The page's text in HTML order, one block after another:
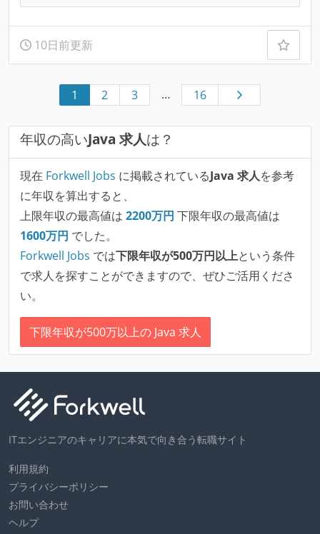
10日前更新
1 2 3 … 16
年収の高いJava 求人は？
現在 Forkwell Jobs に掲載されているJava 求人を参考
に年収を算出すると、
上限年収の最高値は 2200万円 下限年収の最高値は
1600万円 でした。
Forkwell Jobs では下限年収が500万円以上という条件
で求人を探すことができますので、ぜひご活用くださ
い。
下限年収が500万以上の Java 求人
ITエンジニアのキャリアに本気で向き合う転職サイト
利用規約
プライバシーポリシー
お問い合わせ
ヘルプ